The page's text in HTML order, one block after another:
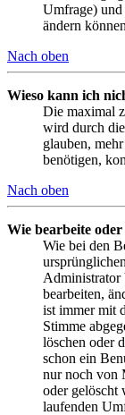
Umfrage)
ändern
Nach oben
Wieso kann ich
Die maximal
wird durch
glauben,
benötigen,
Nach oben
Wie bearbeite
Wie bei den
Administrator
bearbeiten,
ist immer mit
Stimme
löschen oder
schon ein
nur noch von
oder gelöscht
laufenden